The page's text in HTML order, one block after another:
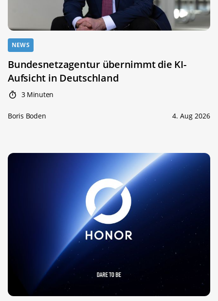
NEWS
Bundesnetzagentur übernimmt die KI-
Aufsicht in Deutschland
3 Minuten
Boris Boden 4. Aug 2026